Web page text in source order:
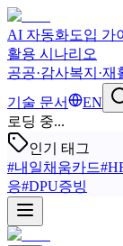
AI 자동화도입 가
활용 시나리오
공공·감사복지·재
기술 문서
EN
로딩 중...
인기 태그
#내일채움카드#
응#DPU증빙